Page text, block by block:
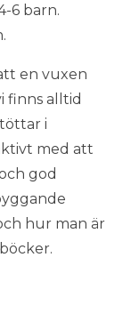
6 barn.
en vuxen
finns alltid
i
med att
god
hur man är